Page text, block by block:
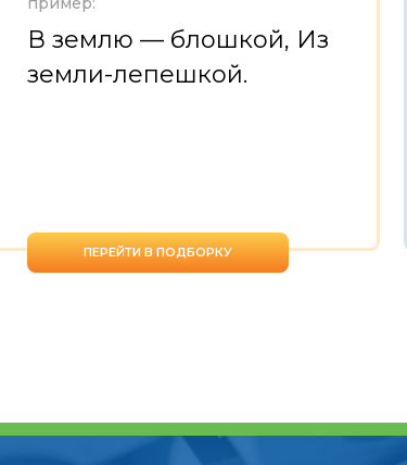
В землю — блошкой, Из
земли-лепешкой.
ПЕРЕЙТИ В ПОДБОРКУ